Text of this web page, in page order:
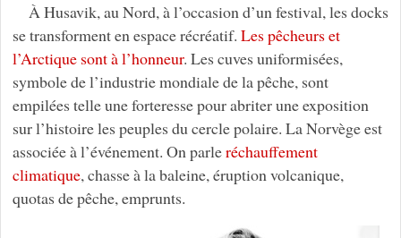
À Husavik, au Nord, à l’occasion d’un festival, les docks
se transforment en espace récréatif. Les pêcheurs et
l’Arctique sont à l’honneur. Les cuves uniformisées,
symbole de l’industrie mondiale de la pêche, sont
empilées telle une forteresse pour abriter une exposition
sur l’histoire les peuples du cercle polaire. La Norvège est
associée à l’événement. On parleréchauffement
climatique, chasse à la baleine, éruption volcanique,
quotas de pêche, emprunts.